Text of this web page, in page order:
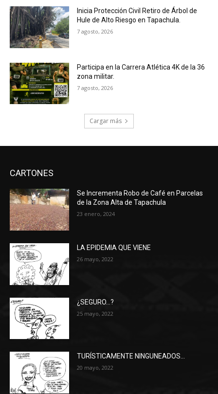
Inicia Protección Civil Retiro de Árbol de
Hule de Alto Riesgo en Tapachula.
7 agosto, 2026
Participa en la Carrera Atlética 4K de la 36
zona militar.
7 agosto, 2026
Cargar más
CARTONES
Se Incrementa Robo de Café en Parcelas
de la Zona Alta de Tapachula
23 enero, 2024
LA EPIDEMIA QUE VIENE
26 mayo, 2022
¿SEGURO…?
25 mayo, 2022
TURÍSTICAMENTE NINGUNEADOS…
20 mayo, 2022